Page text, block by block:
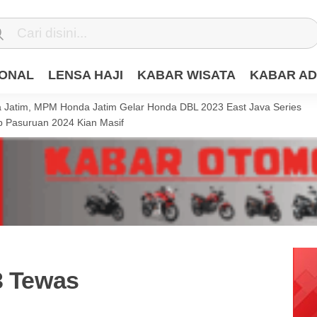
LENSA HAJI KABAR WISATA KABAR
MPM Honda Jatim Gelar Honda DBL 2023 East Java Series
Pasuruan 2024 Kian Masif
Tewas